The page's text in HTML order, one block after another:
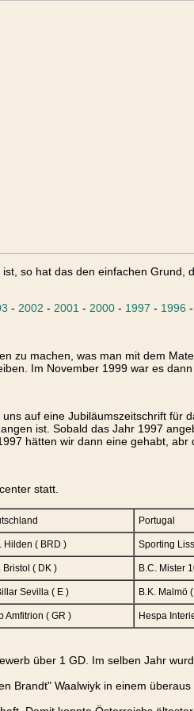
so hat das den einfachen
- 2002 - 2001 - 2000 - 1997 - 1996 -
zu machen, was man mit dem
Im November 1999 war es
auf eine Jubiläumszeitschrift für
ist. Sobald das Jahr 1997
hätten wir dann eine gehabt,
statt.
Portugal
Hilden ( BRD ) Sporting
Bristol ( DK ) B.C. Mister
Sevilla ( E ) B.K. Malmö
Amfitrion ( GR ) Hespa
über 1 GD. Im selben Jahr
Brandt" Waalwiyk in einem